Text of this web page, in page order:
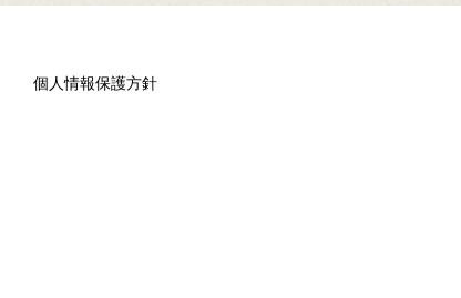
個人情報保護方針